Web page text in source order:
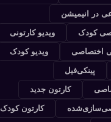
در انیمیشن
کودک
ویدیو کارتونی
اختصاصی
ویدیو کودک
پینکی‌فیل
کارتون جدید
کارتون کودک